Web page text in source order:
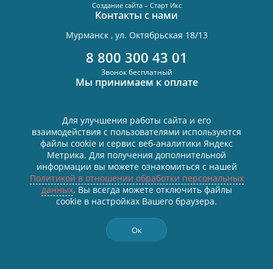
Создание сайта – Старт Икс
Контакты с нами
Мурманск , ул. Октябрьская 18/13
8 800 300 43 01
Звонок бесплатный
Мы принимаем к оплате
Политика в отношении обработки персональных данных
Согласие на обработку персональных данных
Все персональные данные размещены в соответствии с
Федеральным законом от 27.07.2006 №152-ФЗ «О персональных
данных», условия и запреты не установлены.
Связаться в WhatsApp
Связаться в Telegram
Для улучшения работы сайта и его
взаимодействия с пользователями используются
файлы cookie и сервис веб-аналитики Яндекс
Метрика. Для получения дополнительной
информации вы можете ознакомиться с нашей
Политикой в отношении обработки персональных
данных. Вы всегда можете отключить файлы
cookie в настройках Вашего браузера.
Ок